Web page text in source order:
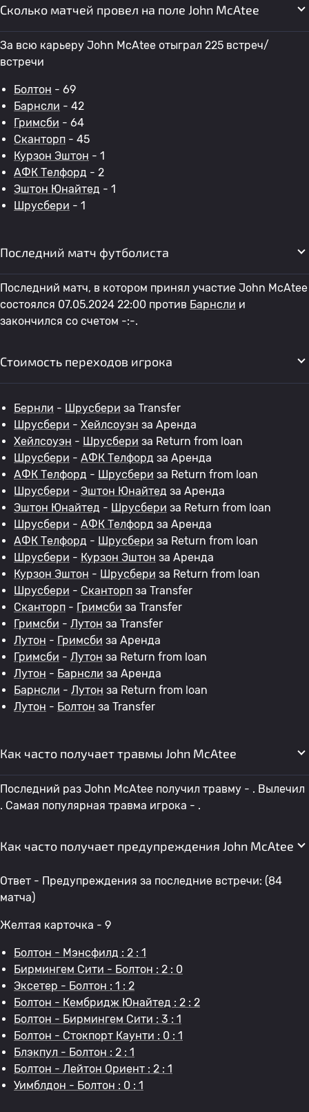
Сколько матчей провел на поле John McAtee
За всю карьеру John McAtee отыграл 225 встреч/
встречи
Болтон - 69
Барнсли - 42
Гримсби - 64
Сканторп - 45
Курзон Эштон - 1
АФК Телфорд - 2
Эштон Юнайтед - 1
Шрусбери - 1
Последний матч футболиста
Последний матч, в котором принял участие John McAtee
состоялся 07.05.2024 22:00 против Барнсли и
закончился со счетом -:-.
Стоимость переходов игрока
Бернли - Шрусбери за Transfer
Шрусбери - Хейлсоуэн за Аренда
Хейлсоуэн - Шрусбери за Return from loan
Шрусбери - АФК Телфорд за Аренда
АФК Телфорд - Шрусбери за Return from loan
Шрусбери - Эштон Юнайтед за Аренда
Эштон Юнайтед - Шрусбери за Return from loan
Шрусбери - АФК Телфорд за Аренда
АФК Телфорд - Шрусбери за Return from loan
Шрусбери - Курзон Эштон за Аренда
Курзон Эштон - Шрусбери за Return from loan
Шрусбери - Сканторп за Transfer
Сканторп - Гримсби за Transfer
Гримсби - Лутон за Transfer
Лутон - Гримсби за Аренда
Гримсби - Лутон за Return from loan
Лутон - Барнсли за Аренда
Барнсли - Лутон за Return from loan
Лутон - Болтон за Transfer
Как часто получает травмы John McAtee
Последний раз John McAtee получил травму - . Вылечил
. Самая популярная травма игрока - .
Как часто получает предупреждения John McAtee
Ответ - Предупреждения за последние встречи: (84
матча)
Желтая карточка - 9
Болтон - Мэнсфилд : 2 : 1
Бирмингем Сити - Болтон : 2 : 0
Эксетер - Болтон : 1 : 2
Болтон - Кембридж Юнайтед : 2 : 2
Болтон - Бирмингем Сити : 3 : 1
Болтон - Стокпорт Каунти : 0 : 1
Блэкпул - Болтон : 2 : 1
Болтон - Лейтон Ориент : 2 : 1
Уимблдон - Болтон : 0 : 1